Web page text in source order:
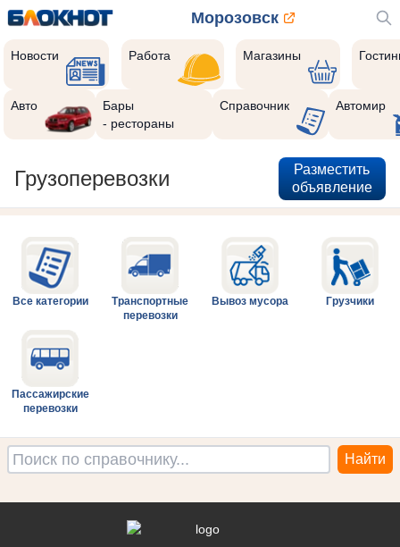
Морозовск
Новости Работа Магазины
Авто
Бары
- рестораны
Справочник Автомир
Грузоперевозки
Разместить
объявление
Все категории
Транспортные
перевозки
Вывоз мусора Грузчики
Пассажирские
перевозки